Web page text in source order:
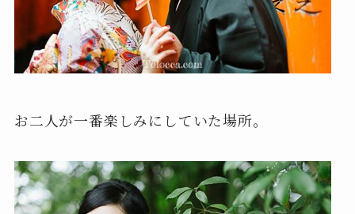
お二人が一番楽しみにしていた場所。